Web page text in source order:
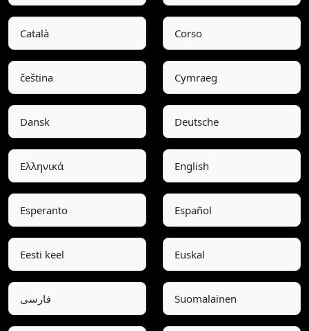
Català Corso
čeština Cymraeg
Dansk Deutsche
Ελληνικά English
Esperanto Español
Eesti keel Euskal
فارسی Suomalainen